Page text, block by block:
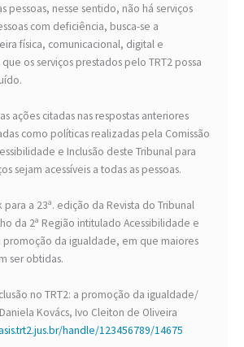
pessoas, nesse sentido, não há serviços
com deficiência, busca-se a
física, comunicacional, digital e
os serviços prestados pelo TRT2 possa
ações citadas nas respostas anteriores
como políticas realizadas pela Comissão
e Inclusão deste Tribunal para
sejam acessíveis a todas as pessoas.
a 23ª. edição da Revista do Tribunal
da 2ª Região intitulado Acessibilidade e
promoção da igualdade, em que maiores
ser obtidas.
no TRT2: a promoção da igualdade/
Kovács, Ivo Cleiton de Oliveira
handle/123456789/14675